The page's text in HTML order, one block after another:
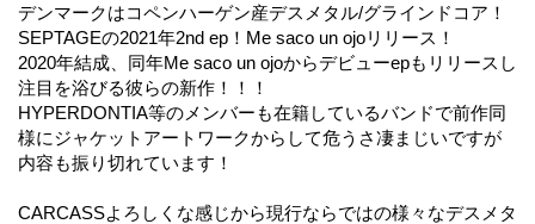
デンマークはコペンハーゲン産デスメタル/グラインドコア！
SEPTAGEの2021年2nd ep！Me saco un ojoリリース！
2020年結成、同年Me saco un ojoからデビューepもリリースし
注目を浴びる彼らの新作！！！
HYPERDONTIA等のメンバーも在籍しているバンドで前作同
様にジャケットアートワークからして危うさ凄まじいですが
内容も振り切れています！
CARCASSよろしくな感じから現行ならではの様々なデスメタ